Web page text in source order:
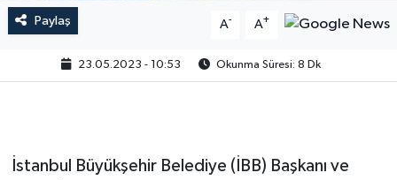
Paylaş A- A+
23.05.2023 - 10:53 Okunma Süresi: 8 Dk
İstanbul Büyükşehir Belediye (İBB) Başkanı ve